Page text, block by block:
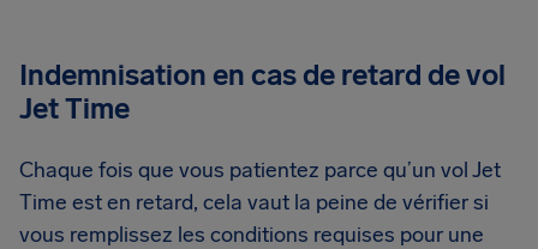
Indemnisation en cas de retard de vol
Jet Time
Chaque fois que vous patientez parce qu’un vol Jet
Time est en retard, cela vaut la peine de vérifier si
vous remplissez les conditions requises pour une